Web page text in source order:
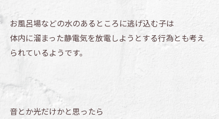
お風呂場などの水のあるところに逃げ込む子は
体内に溜まった静電気を放電しようとする行為とも考え
られているようです。
音とか光だけかと思ったら